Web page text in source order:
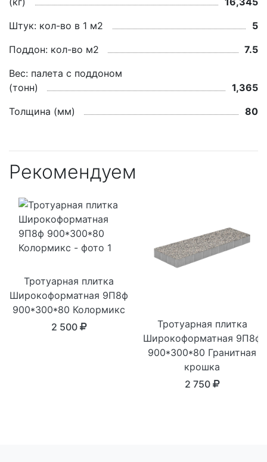
Штук: кол-во в 1 м2
5
Поддон: кол-во м2
7.5
Вес: палета с поддоном
(тонн)
1,365
Толщина (мм)
80
Рекомендуем
Тротуарная плитка
Широкоформатная 9П8ф
900*300*80 Колормикс
2 500
Тротуарная плитка
Широкоформатная 9П8ф
900*300*80 Гранитная
крошка
2 750